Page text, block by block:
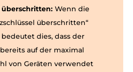
überschritten: Wenn die
überschritten“
dies, dass der
auf der maximal
von Geräten verwendet